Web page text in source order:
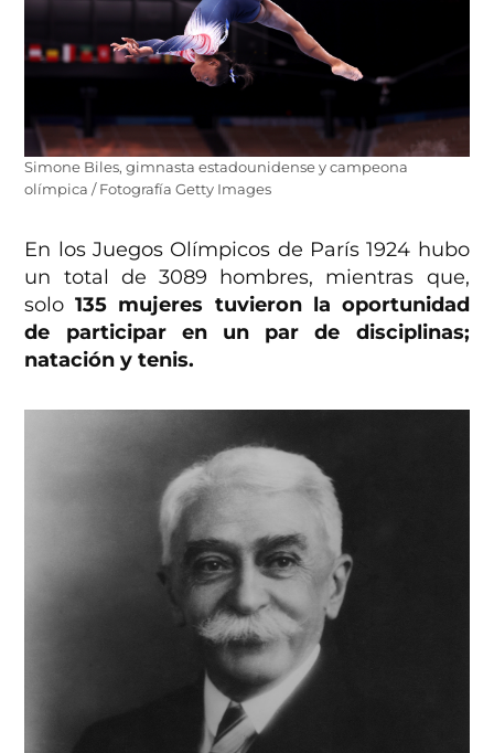
Simone Biles, gimnasta estadounidense y campeona
olímpica / Fotografía Getty Images
En los Juegos Olímpicos de París 1924 hubo
un total de 3089 hombres, mientras que,
solo135 mujeres tuvieron la oportunidad
de participar en un par de disciplinas;
natación y tenis.